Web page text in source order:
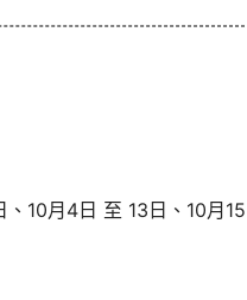
10月4日 至 13日、10月15